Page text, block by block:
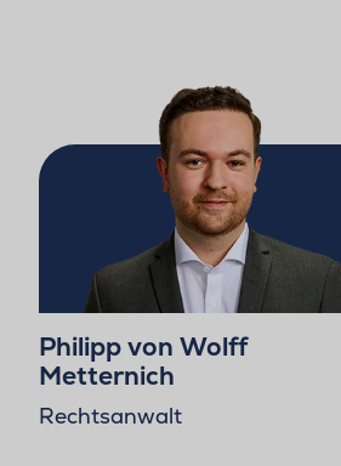
Philipp von Wolff
Metternich
Rechtsanwalt